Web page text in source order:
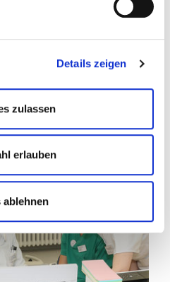
Details zeigen
zulassen
erlauben
ablehnen
kann, erfahren Sie